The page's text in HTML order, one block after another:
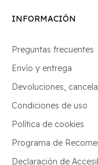
INFORMACIÓN
Preguntas frecuentes
Envío y entrega
Devoluciones,
Condiciones de uso
Política de cookies
Programa de
Declaración de